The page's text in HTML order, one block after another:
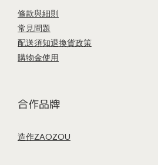
條款與細則
常見問題
配送須知退換貨政策
購物金使用
合作品牌
造作ZAOZOU